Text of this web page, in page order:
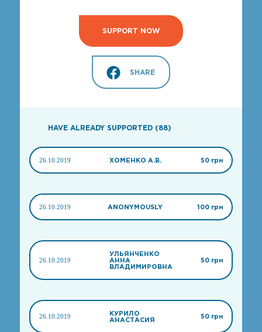
SUPPORT NOW
SHARE
HAVE ALREADY SUPPORTED (88)
26.10.2019 ХОМЕНКО А.В. 50 грн
26.10.2019 ANONYMOUSLY 100 грн
26.10.2019
УЛЬЯНЧЕНКО
АННА
ВЛАДИМИРОВНА
50 грн
26.10.2019
КУРИЛО
АНАСТАСИЯ
50 грн